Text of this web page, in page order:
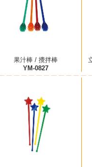
果汁棒 / 攪拌棒
YM-0827